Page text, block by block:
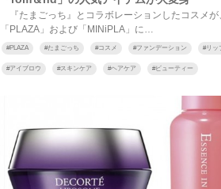
『たまごっち』とコラボレーションしたコスメ
「PLAZA」および「MINiPLA」に…
#PLAZA #たまごっち #コスメ #ファンデーション #リッ
#アイブロウ #スキンケア #ヘアケア #ビューティー